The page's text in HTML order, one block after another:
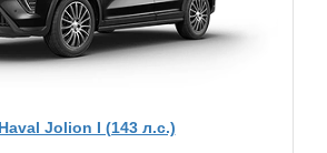
Haval Jolion I (143 л.с.)